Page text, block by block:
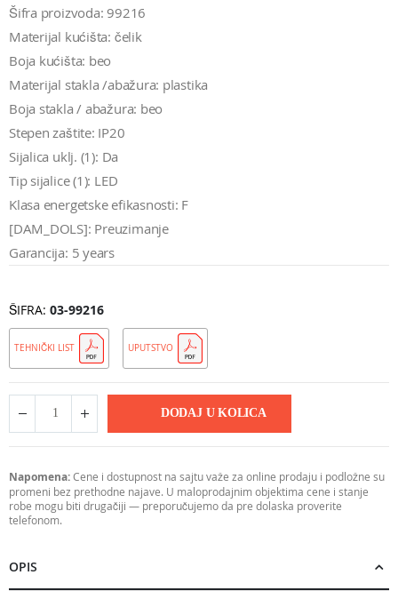
Šifra proizvoda: 99216
Materijal kućišta: čelik
Boja kućišta: beo
Materijal stakla /abažura: plastika
Boja stakla / abažura: beo
Stepen zaštite: IP20
Sijalica uklj. (1): Da
Tip sijalice (1): LED
Klasa energetske efikasnosti: F
[DAM_DOLS]: Preuzimanje
Garancija: 5 years
ŠIFRA 03-99216
TEHNIČKI LIST UPUTSTVO
DODAJ U KOLICA
Napomena:Cene i dostupnost na sajtu važe za online prodaju i podložne su
promeni bez prethodne najave. U maloprodajnim objektima cene i stanje
robe mogu biti drugačiji — preporučujemo da pre dolaska proverite
telefonom.
OPIS